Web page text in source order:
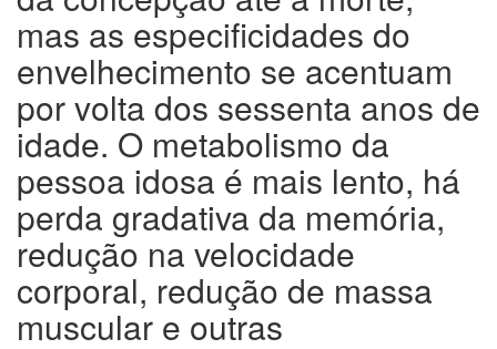
mas as especificidades do
envelhecimento se acentuam
por volta dos sessenta anos de
idade. O metabolismo da
pessoa idosa é mais lento, há
perda gradativa da memória,
redução na velocidade
corporal, redução de massa
muscular e outras